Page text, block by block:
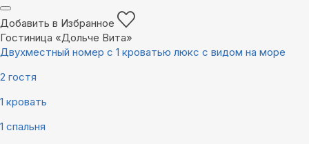
Добавить в Избранное
Гостиница «Дольче Вита»
Двухместный номер с 1 кроватью люкс с видом на море
2 гостя
1 кровать
1 спальня